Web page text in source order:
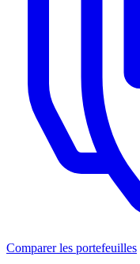
Comparer les portefeuilles